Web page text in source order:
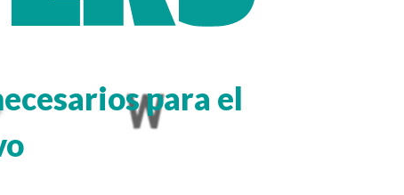
para el